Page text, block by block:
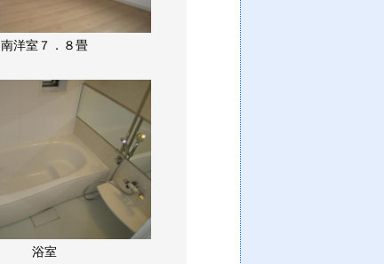
南洋室７．８畳
浴室